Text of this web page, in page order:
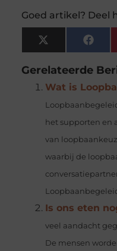
Goed artikel? Deel
X
(Twitter)
Gerelateerde
Wat is
het supporten en
van
waarbij de
Is ons eten
veel aandacht
De mensen